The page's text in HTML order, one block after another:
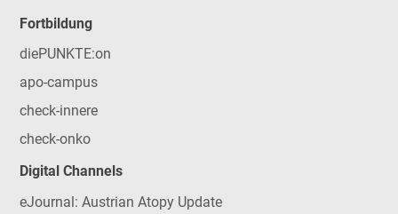
Fortbildung
diePUNKTE:on
apo-campus
check-innere
check-onko
Digital Channels
eJournal: Austrian Atopy Update